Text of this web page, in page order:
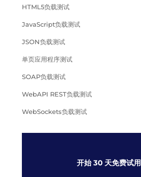
HTML5负载测试
JavaScript负载测试
JSON负载测试
单页应用程序测试
SOAP负载测试
WebAPI REST负载测试
WebSockets负载测试
开始 30 天免费试用